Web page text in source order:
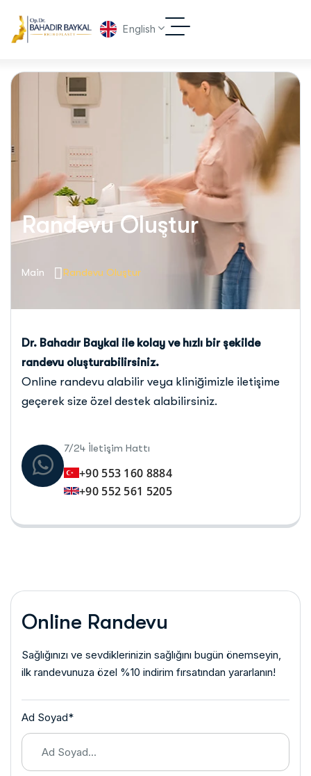
English
Randevu Oluştur
Main Randevu Oluştur
Dr. Bahadır Baykal ile kolay ve hızlı bir şekilde
randevu oluşturabilirsiniz.
Online randevu alabilir veya kliniğimizle iletişime
geçerek size özel destek alabilirsiniz.
7/24 İletişim Hattı
+90 553 160 8884
+90 552 561 5205
Online Randevu
Sağlığınızı ve sevdiklerinizin sağlığını bugün önemseyin,
ilk randevunuza özel %10 indirim fırsatından yararlanın!
Ad Soyad*